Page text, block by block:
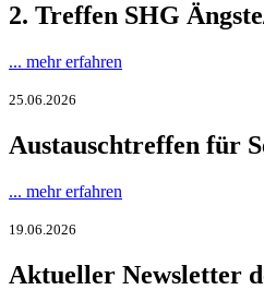
2. Treffen SHG
... mehr erfahren
25.06.2026
Austauschtreffen für
... mehr erfahren
19.06.2026
Aktueller Newsletter